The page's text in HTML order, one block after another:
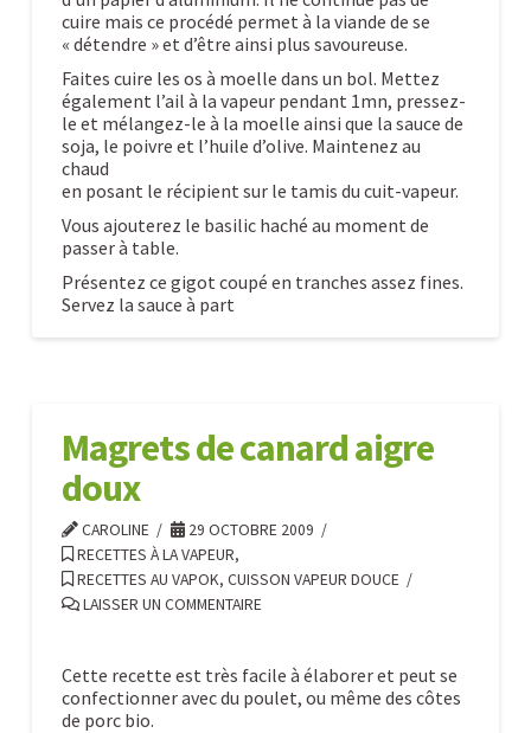
cuire mais ce procédé permet à la viande de se
« détendre » et d’être ainsi plus savoureuse.
Faites cuire les os à moelle dans un bol. Mettez
également l’ail à la vapeur pendant 1mn, pressez-
le et mélangez-le à la moelle ainsi que la sauce de
soja, le poivre et l’huile d’olive. Maintenez au
chaud
en posant le récipient sur le tamis du cuit-vapeur.
Vous ajouterez le basilic haché au moment de
passer à table.
Présentez ce gigot coupé en tranches assez fines.
Servez la sauce à part
Gigot
moelle
au
pistou10.29.2009
Magrets de canard aigre
doux
CAROLINE
29 OCTOBRE 2009
RECETTES À LA VAPEUR,
RECETTES AU VAPOK, CUISSON VAPEUR DOUCE
LAISSER UN COMMENTAIRE
Cette recette est très facile à élaborer et peut se
confectionner avec du poulet, ou même des côtes
de porc bio.